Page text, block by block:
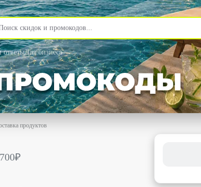
ответыДля бизнеса
продуктов
- Самокат в Самаре